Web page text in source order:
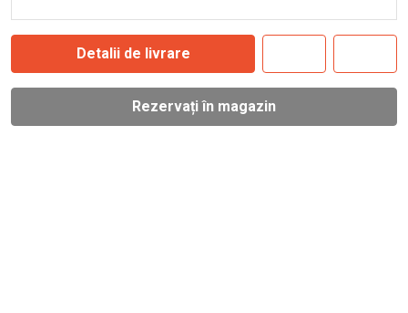
Detalii de livrare
Rezervați în magazin